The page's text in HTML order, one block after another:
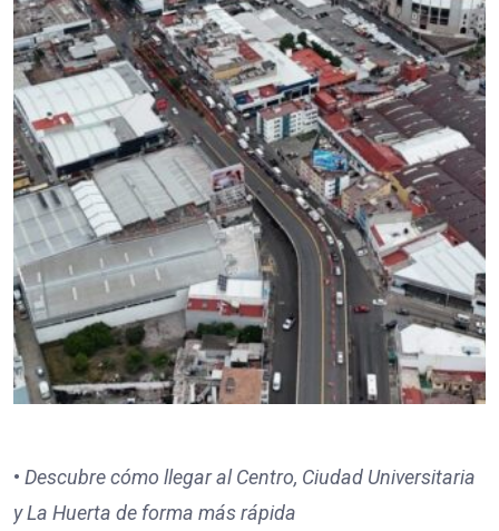
• Descubre cómo llegar al Centro, Ciudad Universitaria
y La Huerta de forma más rápida